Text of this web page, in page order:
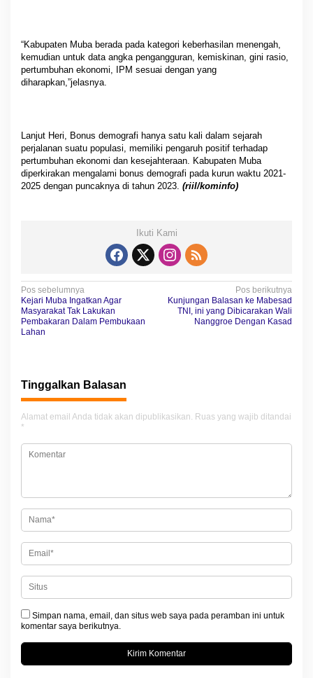
“Kabupaten Muba berada pada kategori keberhasilan menengah,
kemudian untuk data angka pengangguran, kemiskinan, gini rasio,
pertumbuhan ekonomi, IPM sesuai dengan yang
diharapkan,”jelasnya.
Lanjut Heri, Bonus demografi hanya satu kali dalam sejarah
perjalanan suatu populasi, memiliki pengaruh positif terhadap
pertumbuhan ekonomi dan kesejahteraan. Kabupaten Muba
diperkirakan mengalami bonus demografi pada kurun waktu 2021-
2025 dengan puncaknya di tahun 2023. (riil/kominfo)
Ikuti Kami
N
a
v
a
s
i
p
s
Pos sebelumnya
Kejari Muba Ingatkan Agar
Masyarakat Tak Lakukan
Pembakaran Dalam Pembukaan
Lahan
Pos berikutnya
Kunjungan Balasan ke Mabesad
TNI, ini yang Dibicarakan Wali
Nanggroe Dengan Kasad
Tinggalkan Balasan
Alamat email Anda tidak akan dipublikasikan. Ruas yang wajib ditandai
*
Simpan nama, email, dan situs web saya pada peramban ini untuk
komentar saya berikutnya.